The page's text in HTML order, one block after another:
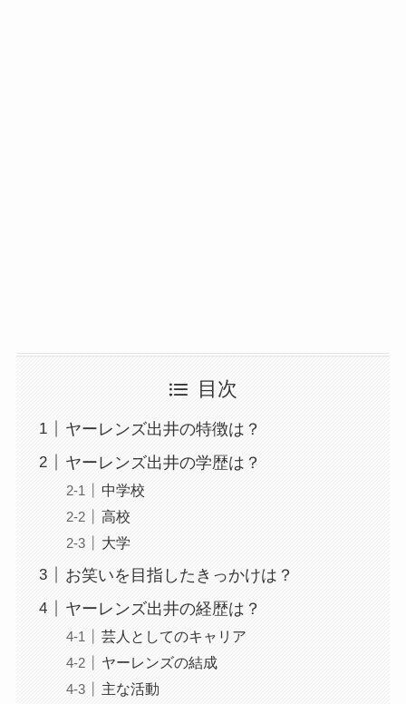
目次
ヤーレンズ出井の特徴は？
ヤーレンズ出井の学歴は？
中学校
高校
大学
お笑いを目指したきっかけは？
ヤーレンズ出井の経歴は？
芸人としてのキャリア
ヤーレンズの結成
主な活動